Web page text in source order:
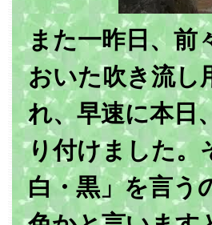
また一昨日、前
おいた吹き流し
れ、早速に本日
り付けました。
白・黒」を言う